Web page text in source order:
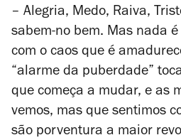
– Alegria, Medo, Raiva,
sabem-no bem. Mas nada
com o caos que é
“alarme da puberdade”
que começa a mudar, e as
vemos, mas que sentimos
são porventura a maior